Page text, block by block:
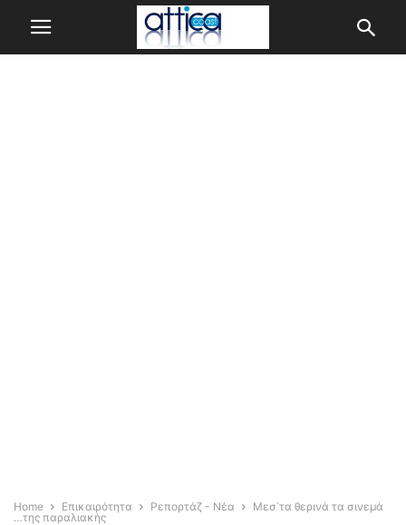
Home Επικαιρότητα Ρεπορτάζ - Νέα
Μεσ΄τα θερινά τα σινεμά
…της παραλιακής